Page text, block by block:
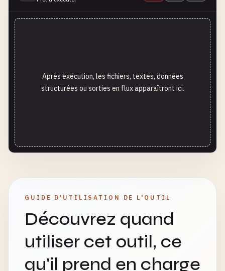
Après exécution, les fichiers, textes, données
structurées ou sorties en flux apparaîtront ici.
GUIDE D'UTILISATION DE L'OUTIL
Découvrez quand
utiliser cet outil, ce
qu'il prend en charge